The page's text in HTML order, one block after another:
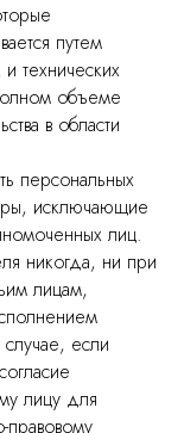
путем
технических
объеме
в области
персональных
исключающие
лиц.
никогда, ни при
лицам,
если
лицу для
правовому